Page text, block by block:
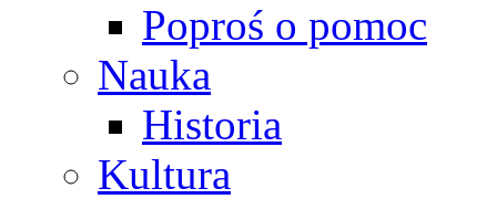
Poproś o pomoc
Nauka
Historia
Kultura